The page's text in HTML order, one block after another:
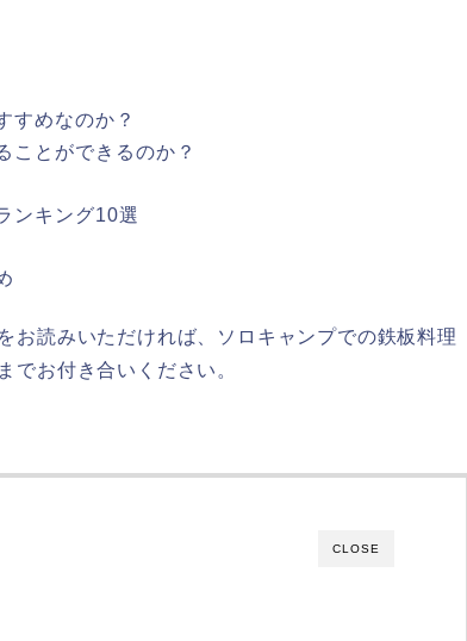
すめなのか？
ことができるのか？
ンキング10選
お読みいただければ、ソロキャンプでの鉄板料理
でお付き合いください。
CLOSE